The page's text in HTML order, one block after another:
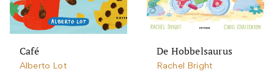
Café
Alberto Lot
De Hobbelsaurus
Rachel Bright